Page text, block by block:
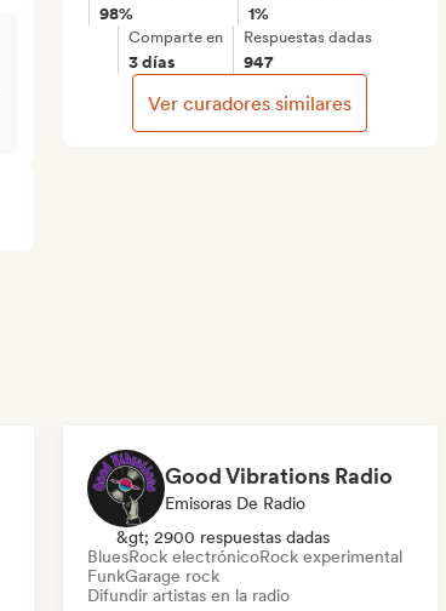
98% 1%
Comparte en
3 días
Respuestas dadas
947
Ver curadores similares
Good Vibrations Radio
Emisoras De Radio
&gt; 2900 respuestas dadas
BluesRock electrónicoRock experimental
FunkGarage rock
Difundir artistas en la radio